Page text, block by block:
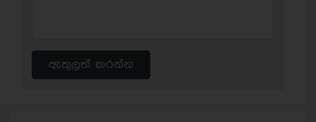
ඇතුලත් කරන්න